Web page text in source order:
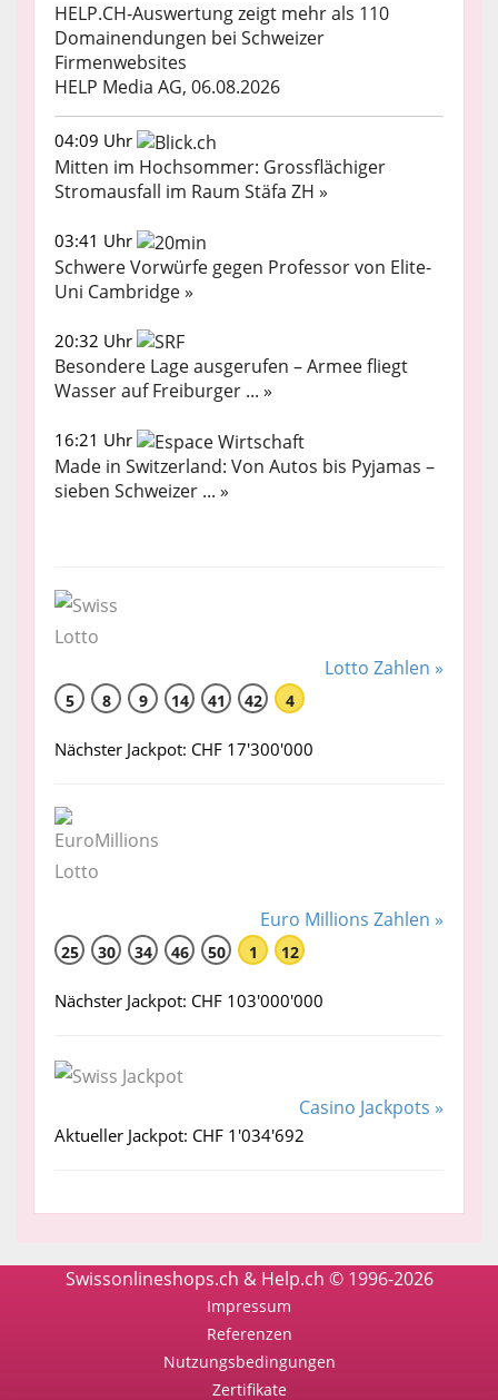
HELP.CH-Auswertung zeigt mehr als 110
Domainendungen bei Schweizer
Firmenwebsites
HELP Media AG, 06.08.2026
04:09 Uhr
Mitten im Hochsommer: Grossflächiger
Stromausfall im Raum Stäfa ZH »
03:41 Uhr
Schwere Vorwürfe gegen Professor von Elite-
Uni Cambridge »
20:32 Uhr
Besondere Lage ausgerufen – Armee fliegt
Wasser auf Freiburger ... »
16:21 Uhr
Made in Switzerland: Von Autos bis Pyjamas –
sieben Schweizer ... »
Lotto Zahlen »
5 8 9 14 41 42 4
Nächster Jackpot: CHF 17'300'000
Euro Millions Zahlen »
25 30 34 46 50 1 12
Nächster Jackpot: CHF 103'000'000
Casino Jackpots »
Aktueller Jackpot: CHF 1'034'692
Swissonlineshops.ch & Help.ch © 1996-2026
Impressum
Referenzen
Nutzungsbedingungen
Zertifikate